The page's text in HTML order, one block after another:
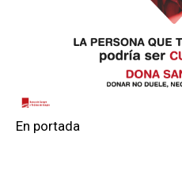
En portada